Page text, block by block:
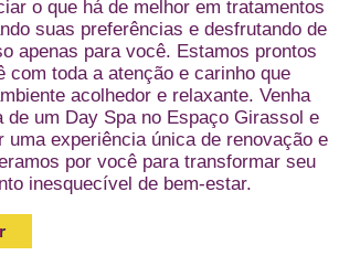
o que há de melhor em tratamentos
suas preferências e desfrutando de
apenas para você. Estamos prontos
com toda a atenção e carinho que
acolhedor e relaxante. Venha
de um Day Spa no Espaço Girassol e
uma experiência única de renovação e
por você para transformar seu
inesquecível de bem-estar.